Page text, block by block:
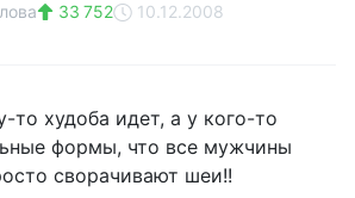
33 752 10.12.2008
то худоба идет, а у кого-то
формы, что все мужчины
сворачивают шеи!!